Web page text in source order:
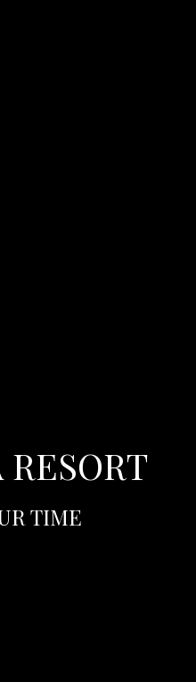
TIME